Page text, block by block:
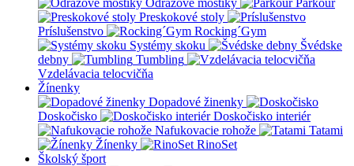
Odrazové mostíky
Parkour
Preskokové stoly
Príslušenstvo
Rocking´Gym
Systémy skoku
Švédske
debny
Tumbling
Vzdelávacia telocvičňa
Žínenky
Dopadové žinenky
Doskočisko
Doskočisko interiér
Nafukovacie rohože
Tatami
Žínenky
RinoSet
Školský šport